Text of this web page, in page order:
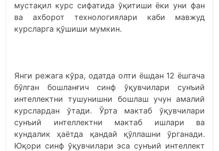
мустақил курс сифатида ўқитиши ёки уни фан
ва ахборот технологиялари каби мавжуд
курсларга қўшиши мумкин.
Янги режага кўра, одатда олти ёшдан 12 ёшгача
бўлган бошланғич синф ўқувчилари сунъий
интеллектни тушунишни бошлаш учун амалий
курслардан ўтади. Ўрта мактаб ўқувчилари
сунъий интеллектни мактаб ишлари ва
кундалик ҳаётда қандай қўллашни ўрганади.
Юқори синф ўқувчилари эса сунъий интеллект